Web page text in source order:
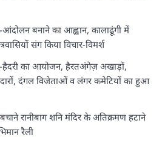
आंदोलन बनाने का आह्वान, कालाढूंगी में
संग किया विचार-विमर्श
का आयोजन, हैरतअंगेज़ अखाड़ों,
दारों, दंगल विजेताओं व लंगर कमेटियों का हुआ
रानीबाग शनि मंदिर के अतिक्रमण हटाने
रैली